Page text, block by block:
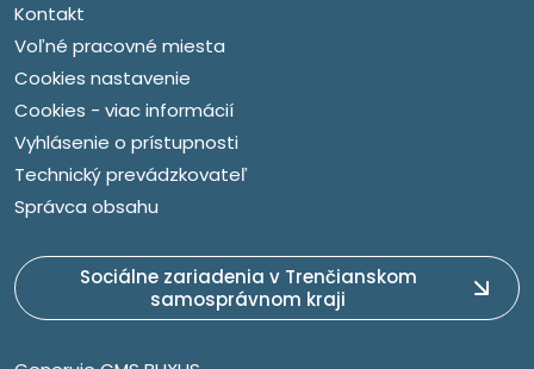
Kontakt
Voľné pracovné miesta
Cookies nastavenie
Cookies - viac informácií
Vyhlásenie o prístupnosti
Technický prevádzkovateľ
Správca obsahu
Sociálne zariadenia v Trenčianskom
samosprávnom kraji